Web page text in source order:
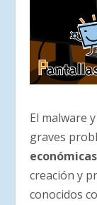
El malware
graves
creación y
conocidos